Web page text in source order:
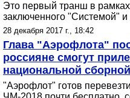
Это первый транш в
заключенного "Системой"
28 декабря 2017 г., 18:42
Глава "Аэрофлота"
россияне смогут
национальной
"Аэрофлот" готов